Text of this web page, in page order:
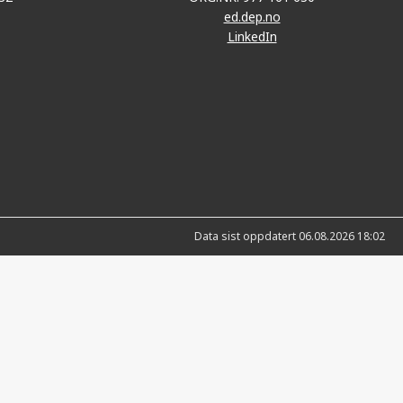
ed.dep.no
LinkedIn
Data sist oppdatert 06.08.2026 18:02